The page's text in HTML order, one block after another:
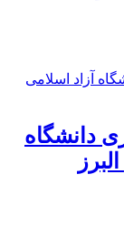
دانشگاه